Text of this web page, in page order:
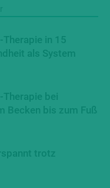
in 15
als System
bei